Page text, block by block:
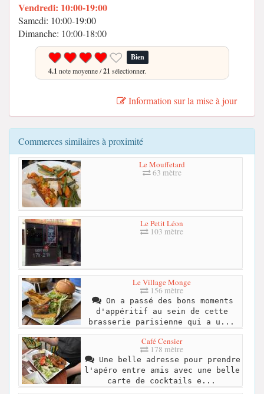
Vendredi: 10:00-19:00
Samedi: 10:00-19:00
Dimanche: 10:00-18:00
Bien
4.1 note moyenne /21 sélectionner.
Information sur la mise à jour
Commerces similaires à proximité
Le Mouffetard
63 mètre
Le Petit Léon
103 mètre
Le Village Monge
156 mètre
On a passé des bons moments
d'appéritif au sein de cette
brasserie parisienne qui a u...
Café Censier
178 mètre
Une belle adresse pour prendre
l'apéro entre amis avec une belle
carte de cocktails e...